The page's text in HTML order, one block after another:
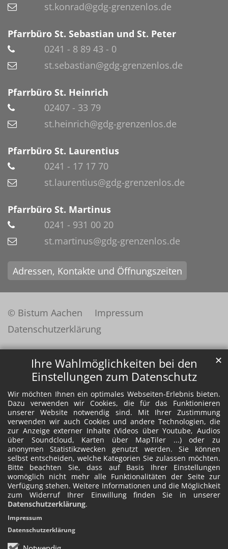
Ihre Wahlmöglichkeiten bei den
Einstellungen zum Datenschutz
Wir möchten Ihnen ein optimales Webseiten-Erlebnis bieten.
Dazu verwenden wir Cookies, die für das Funktionieren
unserer Website notwendig sind. Mit Ihrer Zustimmung
verwenden wir auch Cookies und andere Technologien, die
zur Anzeige externer Inhalte (Videos über Youtube, Audios
über Soundcloud, Karten über MapTiler ...) oder zu
anonymen Statistikzwecken genutzt werden. Sie können
selbst entscheiden, welche Kategorien Sie zulassen möchten.
Bitte beachten Sie, dass auf Basis Ihrer Einstellungen
womöglich nicht mehr alle Funktionalitäten der Seite zur
Verfügung stehen. Weitere Informationen und die Möglichkeit
zum Widerruf Ihrer Einwillung finden Sie in unserer
Datenschutzerklärung.
✕
Impressum
Datenschutzerklärung
st.konrad@gdg-grenzenlos.de
Pfarrbüro St. Sebastian und St. Peter
0241 - 8 89 43 - 0
st.sebastian@gdg-grenzenlos.de
Pfarrbüro St. Heinrich
02407 - 33 79
st.heinrich@gdg-grenzenlos.de
Pfarrbüro St. Laurentius
0241 - 17 17 70
st.laurentius@gdg-grenzenlos.de
Pfarrbüro St. Martinus
0241 - 931 00 20
st.martinus@gdg-grenzenlos.de
Adressen, Kontakte und Öffnungszeiten
© Bistum Aachen
Impressum
Datenschutzerklärung